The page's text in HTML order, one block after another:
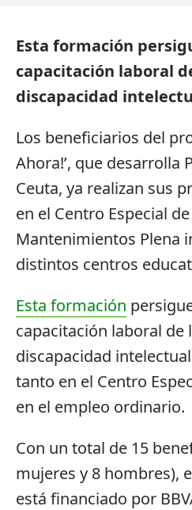
Esta formación
capacitación laboral
discapacidad
Los beneficiarios del
Ahora!’, que desarrolla
Ceuta, ya realizan sus
en el Centro Especial
Mantenimientos Plena
distintos centros
Esta formación
capacitación laboral de
discapacidad
tanto en el Centro
en el empleo ordinario.
Con un total de 15
mujeres y 8 hombres),
está financiado por